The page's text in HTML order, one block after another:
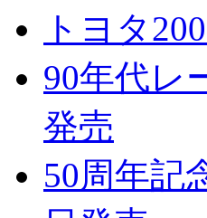
トヨタ
90年代レ
発売
50周年記